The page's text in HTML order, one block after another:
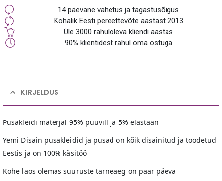
14 päevane vahetus ja tagastusõigus
Kohalik Eesti pereettevõte aastast 2013
Üle 3000 rahuloleva kliendi aastas
90% klientidest rahul oma ostuga
KIRJELDUS
Pusakleidi materjal 95% puuvill ja 5% elastaan
Yemi Disain pusakleidid ja pusad on kõik disainitud ja toodetud
Eestis ja on 100% käsitöö
Kohe laos olemas suuruste tarneaeg on paar päeva